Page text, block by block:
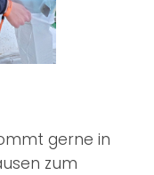
gerne in
zum